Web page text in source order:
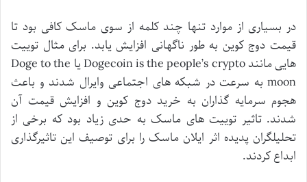
در بسیاری از موارد تنها چند کلمه از سوی ماسک کافی بود تا
قیمت دوج کوین به طور ناگهانی افزایش یابد. برای مثال توییت
هاییمانندDogecoin is the people’s crypto یا Doge to the
moon به سرعت در شبکه های اجتماعی وایرال شدند و باعث
هجوم سرمایه گذاران به خرید دوج کوین و افزایش قیمت آن
شدند.تاثیر توییت های ماسک به حدی زیاد بود که برخی از
تحلیلگران پدیده اثر ایلان ماسک را برای توصیف این تاثیرگذاری
ابداعکردند.